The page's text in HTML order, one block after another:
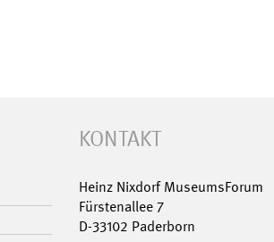
KONTAKT
Heinz Nixdorf MuseumsForum
Fürstenallee 7
D-33102 Paderborn